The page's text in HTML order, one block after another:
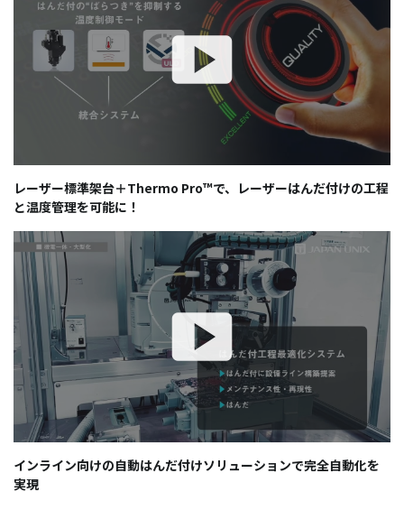
レーザー標準架台＋Thermo Pro™で、レーザーはんだ付けの工程
と温度管理を可能に！
インライン向けの自動はんだ付けソリューションで完全自動化を
実現